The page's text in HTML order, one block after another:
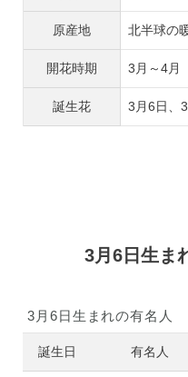
原産地 北半球の
開花時期 3月～4月
誕生花 3月6日、
3月6日生ま
3月6日生まれの有名人
誕生日 有名人